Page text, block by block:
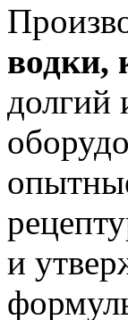
водки,
долгий
и